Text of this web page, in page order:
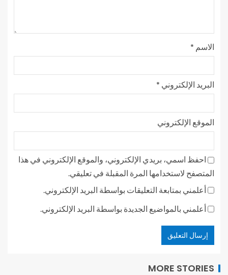
الاسم *
البريد الإلكتروني *
الموقع الإلكتروني
احفظ اسمي، بريدي الإلكتروني، والموقع الإلكتروني في هذا
المتصفح لاستخدامها المرة المقبلة في تعليقي.
أعلمني بمتابعة التعليقات بواسطة البريد الإلكتروني.
أعلمني بالمواضيع الجديدة بواسطة البريد الإلكتروني.
MORE STORIES